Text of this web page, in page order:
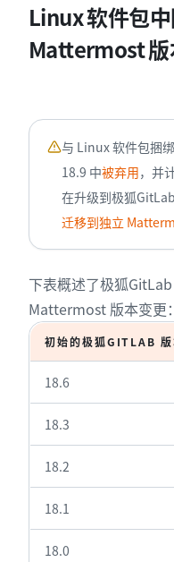
Linux 软件包
Mattermost 版
与 Linux 软件包捆
18.9 中被弃用，并
在升级到极狐
迁移到独立
下表概述了极狐
Mattermost 版本变更：
初始的极狐GITLAB 版
18.6
18.3
18.2
18.1
18.0